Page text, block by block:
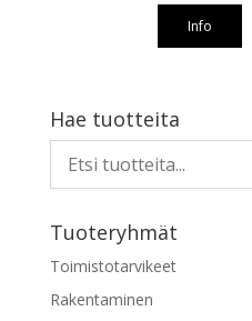
Info
Hae tuotteita
Tuoteryhmät
Toimistotarvikeet
Rakentaminen